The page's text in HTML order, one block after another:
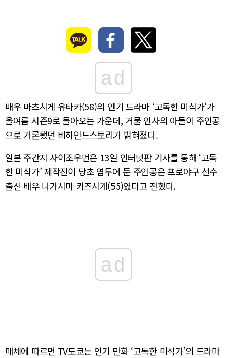
ad
배우 마츠시게 유타카(58)의 인기 드라마 ‘고독한 미식가’가
올여름 시즌9로 돌아오는 가운데, 거물 인사의 아들이 주인공
으로 거론됐던 비하인드스토리가 밝혀졌다.
일본 주간지 사이조우먼은 13일 인터넷판 기사를 통해 ‘고독
한 미식가’ 제작진이 당초 염두에 둔 주인공은 프로야구 선수
출신 배우 나가시마 카즈시게(55)였다고 전했다.
ad
매체에 따르면 TV도쿄는 인기 만화 ‘고독한 미식가’의 드라마